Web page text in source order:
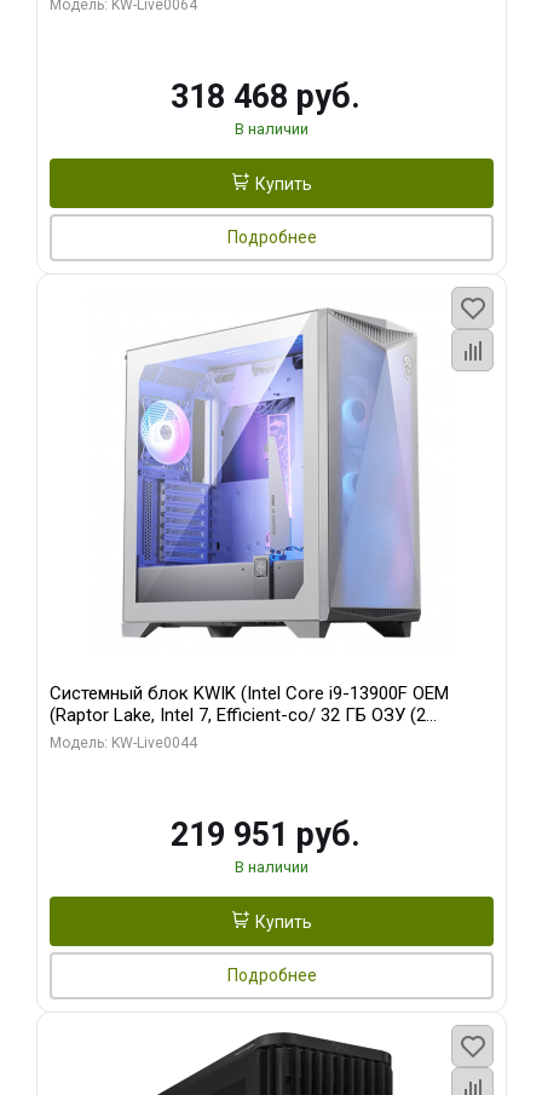
Модель: KW-Live0064
318 468 руб.
В наличии
Купить
Подробнее
Системный блок KWIK (Intel Core i9-13900F OEM
(Raptor Lake, Intel 7, Efficient-co/ 32 ГБ ОЗУ (2
модуля)/ Gigabyte RTX5070Ti AERO OC 16GB GDDR7
Модель: KW-Live0044
219 951 руб.
В наличии
Купить
Подробнее